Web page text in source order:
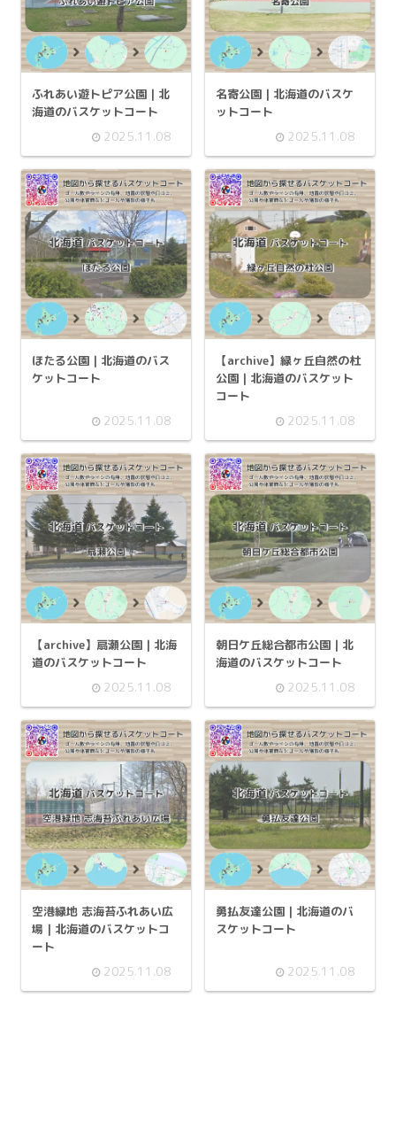
ふれあい遊トピア公園 | 北
海道のバスケットコート
2025.11.08
名寄公園 | 北海道のバスケ
ットコート
2025.11.08
ほたる公園 | 北海道のバス
ケットコート
2025.11.08
【archive】緑ヶ丘自然の杜
公園 | 北海道のバスケット
コート
2025.11.08
【archive】扇瀬公園 | 北海
道のバスケットコート
2025.11.08
朝日ケ丘総合都市公園 | 北
海道のバスケットコート
2025.11.08
空港緑地 志海苔ふれあい広
場 | 北海道のバスケットコ
ート
2025.11.08
勇払友達公園 | 北海道のバ
スケットコート
2025.11.08